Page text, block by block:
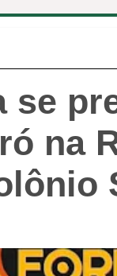
se
na